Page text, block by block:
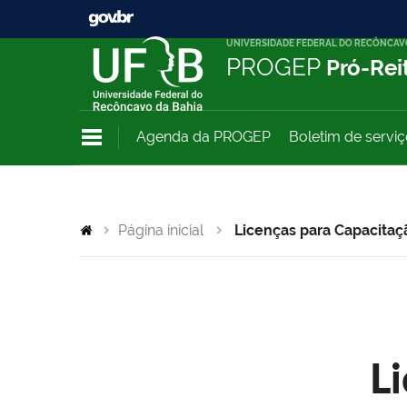
UNIVERSIDADE FEDERAL DO
PROGEP Pró-
Agenda da PROGEP Boletim de
Página inicial Licenças para